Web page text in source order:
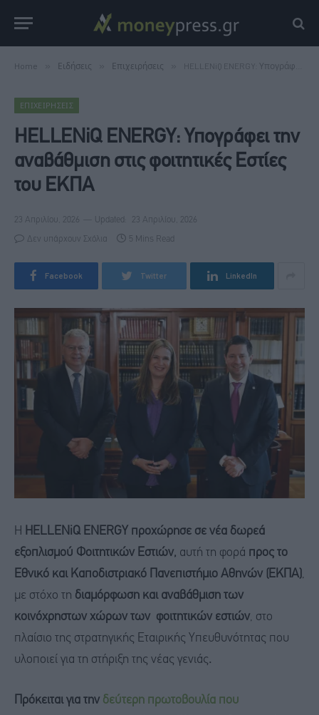
Home Ειδήσεις Επιχειρήσεις HELLENiQ ENERGY: Υπογράφει την αναβάθμιση στις φοιτητικές Εστίες του ΕΚΠΑ
ΕΠΙΧΕΙΡΉΣΕΙΣ
HELLENiQ ENERGY: Υπογράφει την
αναβάθμιση στις φοιτητικές Εστίες
του ΕΚΠΑ
23 Απριλίου, 2026 Updated: 23 Απριλίου, 2026
Δεν υπάρχουν Σχόλια 5 Mins Read
Facebook Twitter LinkedIn
Η HELLENiQ ENERGY προχώρησε σε νέα δωρεά
εξοπλισμού Φοιτητικών Εστιών, αυτή τη φορά προς το
Εθνικό και Καποδιστριακό Πανεπιστήμιο Αθηνών (ΕΚΠΑ) ,
με στόχο τη διαμόρφωση και αναβάθμιση των
κοινόχρηστων χώρων των φοιτητικών εστιών, στο
πλαίσιο της στρατηγικής Εταιρικής Υπευθυνότητας που
υλοποιεί για τη στήριξη της νέας γενιάς.
Πρόκειται για την δεύτερη πρωτοβουλία που